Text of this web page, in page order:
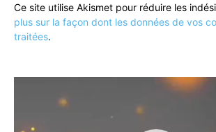
Ce site utilise Akismet pour réduire les
plus sur la façon dont les données de vos
traitées.